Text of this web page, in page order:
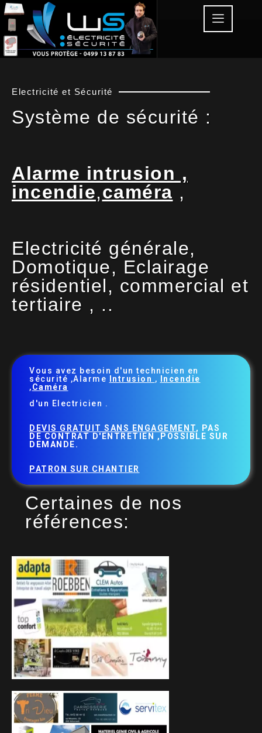
Electricité et Sécurité
Système de sécurité :
Alarme intrusion ,
incendie,caméra ,
Electricité générale,
Domotique, Eclairage
résidentiel, commercial et
tertiaire , ..
Vous avez besoin d'un technicien en
sécurité ,Alarme
Intrusion ,
Incendie
,Caméra
d'un Electricien .
DEVIS GRATUIT SANS ENGAGEMENT, PAS
DE CONTRAT D'ENTRETIEN ,POSSIBLE SUR
DEMANDE.
PATRON SUR CHANTIER
Certaines de nos
références: